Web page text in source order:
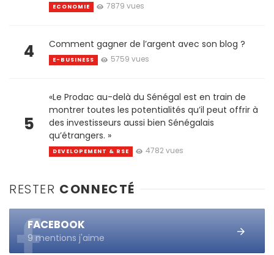
ECONOMIE 7879 vues
4 Comment gagner de l’argent avec son blog ?
E-BUSINESS 5759 vues
5
«Le Prodac au-delà du Sénégal est en train de
montrer toutes les potentialités qu’il peut offrir à
des investisseurs aussi bien Sénégalais
qu’étrangers. »
DEVELOPEMENT & RSE 4782 vues
RESTER CONNECTÉ
FACEBOOK
9 mentions j'aime